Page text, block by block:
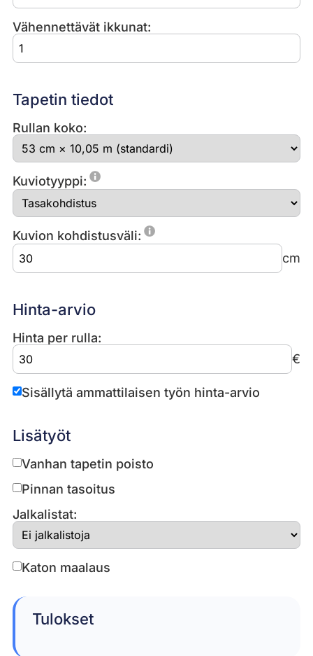
Vähennettävät ikkunat:
Tapetin tiedot
Rullan koko:
Kuviotyyppi:
Kuvion kohdistusväli:
cm
Hinta-arvio
Hinta per rulla:
€
Sisällytä ammattilaisen työn hinta-arvio
Lisätyöt
Vanhan tapetin poisto
Pinnan tasoitus
Jalkalistat:
Katon maalaus
Tulokset